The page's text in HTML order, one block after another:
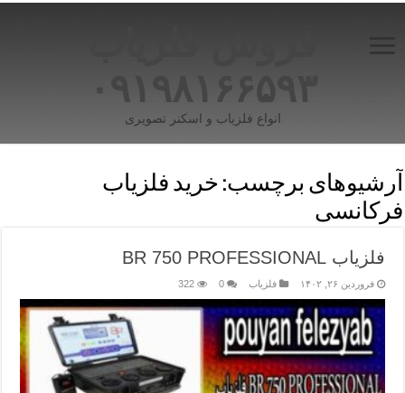
۰۹۱۹۸۱۶۶۵۹۳
انواع فلزیاب و اسکنر تصویری
آرشیوهای برچسب: خرید فلزیاب
فرکانسی
فلزیاب BR 750 PROFESSIONAL
فروردین ۲۶, ۱۴۰۲ فلزیاب 0
322